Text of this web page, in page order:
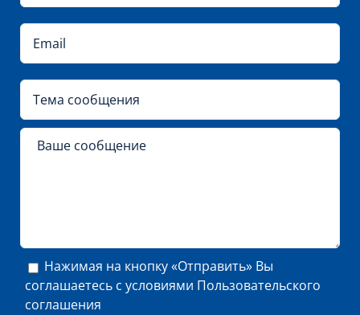
Нажимая на кнопку «Отправить» Вы
соглашаетесь с условиями Пользовательского
соглашения